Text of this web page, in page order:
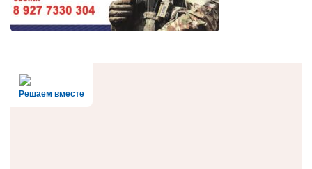
Решаем вместе